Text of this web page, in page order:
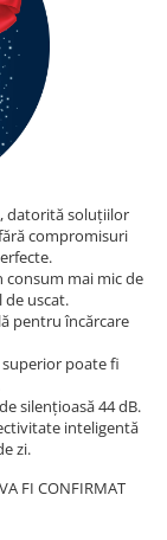
datorită soluțiilor
compromisuri
consum mai mic de
de uscat.
pentru încărcare
poate fi
silențioasă 44 dB.
inteligentă
zi.
FI CONFIRMAT